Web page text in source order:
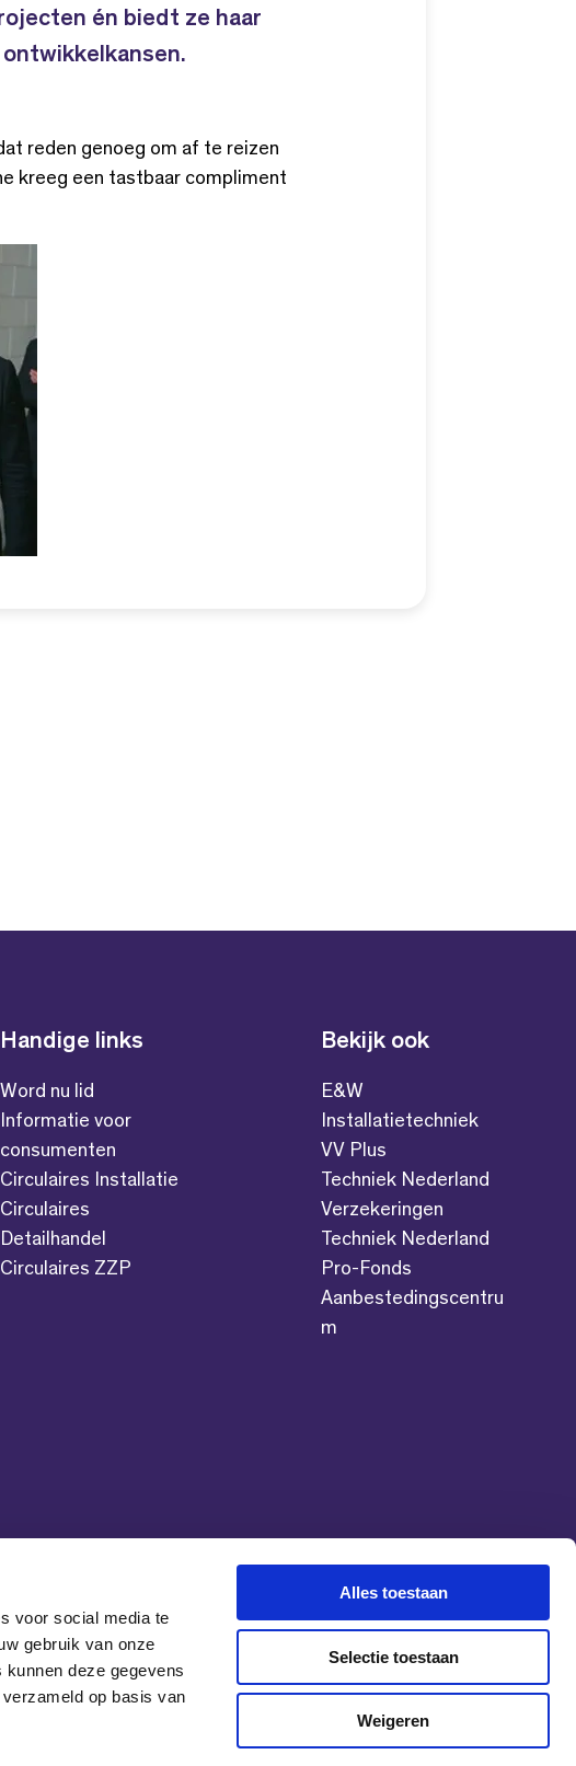
voor social media te
gebruik van onze
deze gegevens
op basis van
Alles toestaan
Selectie toestaan
Weigeren
én biedt ze haar
reden genoeg om af te reizen
kreeg een tastbaar compliment
Handige links
Word nu lid
Informatie voor
consumenten
Circulaires Installatie
Circulaires
Detailhandel
Circulaires ZZP
Bekijk ook
E&W
Installatietechniek
VV Plus
Techniek Nederland
Verzekeringen
Techniek Nederland
Pro-Fonds
Aanbestedingscentru
m